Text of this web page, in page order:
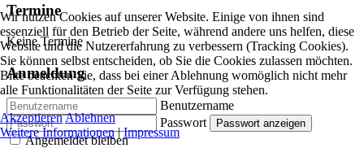
Termine
Keine Termine
Anmeldung
Benutzername
Passwort
Passwort anzeigen
Angemeldet bleiben
Wir nutzen Cookies auf unserer Website. Einige von ihnen sind
essenziell für den Betrieb der Seite, während andere uns helfen, diese
Website und die Nutzererfahrung zu verbessern (Tracking Cookies).
Sie können selbst entscheiden, ob Sie die Cookies zulassen möchten.
Bitte beachten Sie, dass bei einer Ablehnung womöglich nicht mehr
alle Funktionalitäten der Seite zur Verfügung stehen.
AkzeptierenAblehnen
Weitere Informationen|Impressum